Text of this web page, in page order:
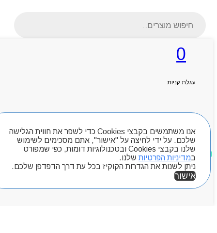
אנו משתמשים בקבצי Cookies כדי לשפר את חווית הגלישה
שלכם. על ידי לחיצה על "אישור", אתם מסכימים לשימוש
שלנו בקבצי Cookies ובטכנולוגיות דומות, כפי שמפורט
במדיניות הפרטיות שלנו.
ניתן לשנות את הגדרות הקוקיז בכל עת דרך הדפדפן שלכם.
אישור
0
עגלת קניות
חיפוש מוצרים
מוצרים שאהבתי
search
אודותניו
יצירת קשר
Byou